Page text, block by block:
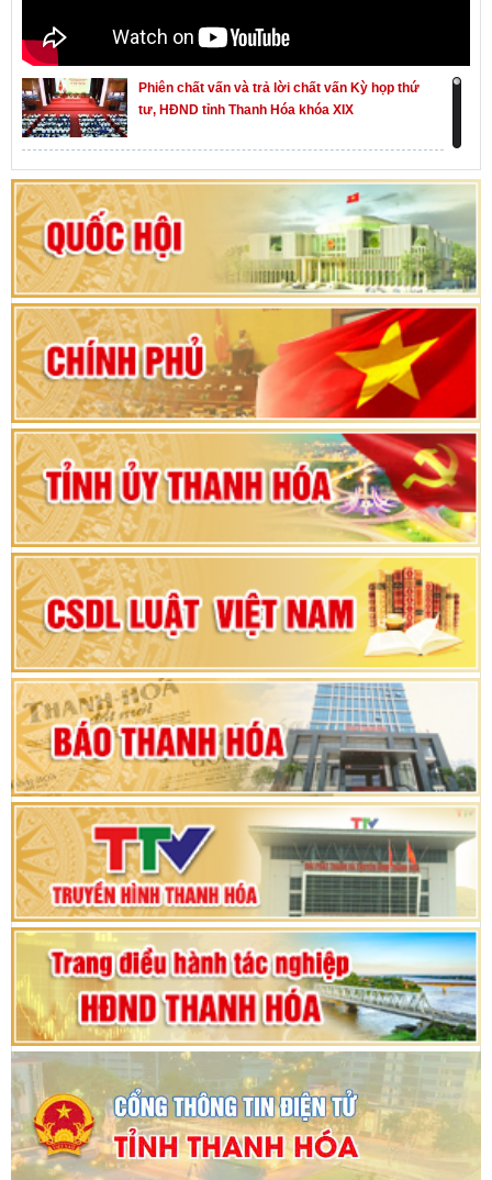
Phiên chất vấn và trả lời chất vấn Kỳ họp thứ
tư, HĐND tỉnh Thanh Hóa khóa XIX
Khai mạc kỳ họp thứ Nhất, Quốc hội khóa XVI
Hướng dẫn quy trình bỏ phiếu bầu cử ĐBQH
khoá XVI và đại biểu HĐND các cấp nhiệm kỳ
2026-2031
80 năm Quốc hội Việt Nam: vì lợi ích Nhân dân,
vì sự phát triển của đất nước
Bộ Chính trị duyệt nội dung Đại hội đại biểu
Đảng bộ tỉnh Thanh Hóa lần thứ XX, nhiệm kỳ
2025 - 2030
Đại hội đại biểu Đảng bộ xã Yên Thọ lần thứ I,
nhiệm kỳ 2025 – 2030
Đại hội Đảng bộ xã Yên Ninh lần thứ nhất,
nhiệm kỳ 2025 - 2030
Khai mạc Kỳ họp bất thường lần thứ 9, Quốc
hội khóa XV
Phiên thảo luận Kỳ họp thứ 24, HĐND tỉnh
Thanh Hóa khóa XVIII, nhiệm kỳ 2021 - 2026
Bế mạc Kỳ họp thứ hai bốn, Hội đồng nhân dân
tỉnh khoá XVIII